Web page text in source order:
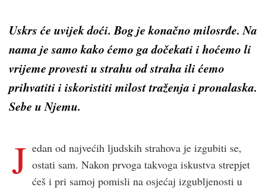
Uskrs će uvijek doći. Bog je konačno milosrđe. Na
nama je samo kako ćemo ga dočekati i hoćemo li
vrijeme provesti u strahu od straha ili ćemo
prihvatiti i iskoristiti milost traženja i pronalaska.
Sebe u Njemu.
J edan od najvećih ljudskih strahova je izgubiti se,
ostati sam. Nakon prvoga takvoga iskustva strepjet
ćeš i pri samoj pomisli na osjećaj izgubljenosti u